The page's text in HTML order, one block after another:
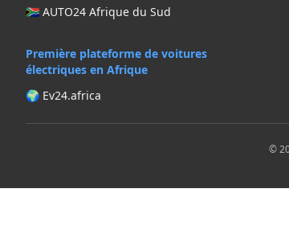
🇿🇦 AUTO24 Afrique du Sud
Première plateforme de voitures
électriques en Afrique
🌍 Ev24.africa
©